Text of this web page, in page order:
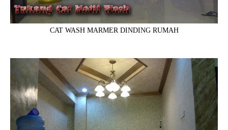
CAT WASH MARMER DINDING RUMAH